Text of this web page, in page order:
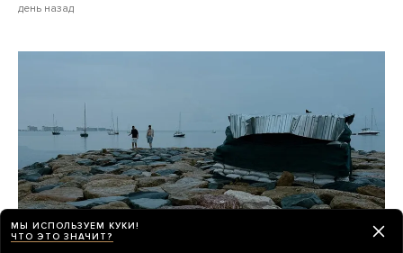
день назад
МЫ ИСПОЛЬЗУЕМ КУКИ!
ЧТО ЭТО ЗНАЧИТ?